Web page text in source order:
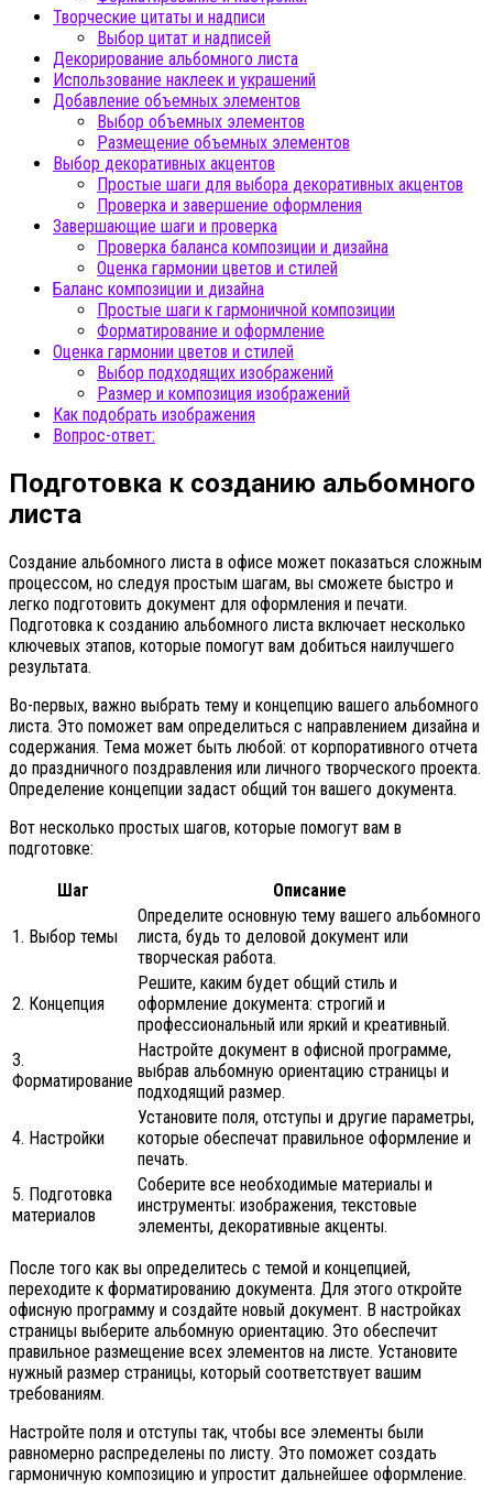
Творческие цитаты и надписи
Выбор цитат и надписей
Декорирование альбомного листа
Использование наклеек и украшений
Добавление объемных элементов
Выбор объемных элементов
Размещение объемных элементов
Выбор декоративных акцентов
Простые шаги для выбора декоративных акцентов
Проверка и завершение оформления
Завершающие шаги и проверка
Проверка баланса композиции и дизайна
Оценка гармонии цветов и стилей
Баланс композиции и дизайна
Простые шаги к гармоничной композиции
Форматирование и оформление
Оценка гармонии цветов и стилей
Выбор подходящих изображений
Размер и композиция изображений
Как подобрать изображения
Вопрос-ответ:
Подготовка к созданию альбомного
листа
Создание альбомного листа в офисе может показаться сложным
процессом, но следуя простым шагам, вы сможете быстро и
легко подготовить документ для оформления и печати.
Подготовка к созданию альбомного листа включает несколько
ключевых этапов, которые помогут вам добиться наилучшего
результата.
Во-первых, важно выбрать тему и концепцию вашего альбомного
листа. Это поможет вам определиться с направлением дизайна и
содержания. Тема может быть любой: от корпоративного отчета
до праздничного поздравления или личного творческого проекта.
Определение концепции задаст общий тон вашего документа.
Вот несколько простых шагов, которые помогут вам в
подготовке:
Шаг
Описание
1. Выбор темы
Определите основную тему вашего альбомного
листа, будь то деловой документ или
творческая работа.
2. Концепция
Решите, каким будет общий стиль и
оформление документа: строгий и
профессиональный или яркий и креативный.
3.
Форматирование
Настройте документ в офисной программе,
выбрав альбомную ориентацию страницы и
подходящий размер.
4. Настройки
Установите поля, отступы и другие параметры,
которые обеспечат правильное оформление и
печать.
5. Подготовка
материалов
Соберите все необходимые материалы и
инструменты: изображения, текстовые
элементы, декоративные акценты.
После того как вы определитесь с темой и концепцией,
переходите к форматированию документа. Для этого откройте
офисную программу и создайте новый документ. В настройках
страницы выберите альбомную ориентацию. Это обеспечит
правильное размещение всех элементов на листе. Установите
нужный размер страницы, который соответствует вашим
требованиям.
Настройте поля и отступы так, чтобы все элементы были
равномерно распределены по листу. Это поможет создать
гармоничную композицию и упростит дальнейшее оформление.